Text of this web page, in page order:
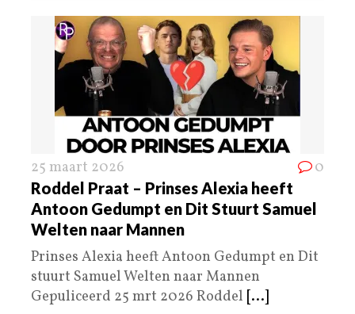
25 maart 2026 0
Roddel Praat – Prinses Alexia heeft
Antoon Gedumpt en Dit Stuurt Samuel
Welten naar Mannen
Prinses Alexia heeft Antoon Gedumpt en Dit
stuurt Samuel Welten naar Mannen
Gepuliceerd 25 mrt 2026 Roddel [...]